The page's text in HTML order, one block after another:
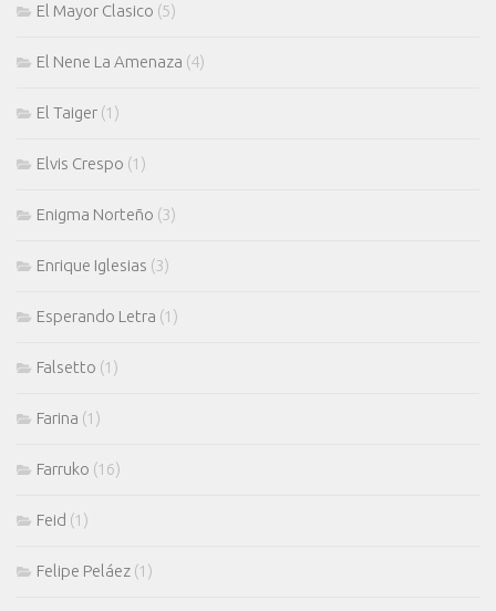
El Mayor Clasico (5)
El Nene La Amenaza (4)
El Taiger (1)
Elvis Crespo (1)
Enigma Norteño (3)
Enrique Iglesias (3)
Esperando Letra (1)
Falsetto (1)
Farina (1)
Farruko (16)
Feid (1)
Felipe Peláez (1)